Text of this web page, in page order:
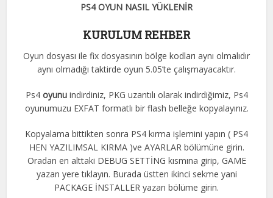
PS4 OYUN NASIL YÜKLENİR
KURULUM REHBER
Oyun dosyası ile fix dosyasının bölge kodları aynı olmalıdır
aynı olmadığı taktirde oyun 5.05’te çalışmayacaktır.
Ps4 oyunuindirdiniz, PKG uzantılı olarak indirdiğimiz, Ps4
oyunumuzu EXFAT formatlı bir flash belleğe kopyalayınız.
Kopyalama bittikten sonra PS4 kırma işlemini yapın ( PS4
HEN YAZILIMSAL KIRMA )ve AYARLAR bölümüne girin.
Oradan en alttaki DEBUG SETTİNG kısmına girip, GAME
yazan yere tıklayın. Burada üstten ikinci sekme yani
PACKAGE İNSTALLER yazan bölüme girin.